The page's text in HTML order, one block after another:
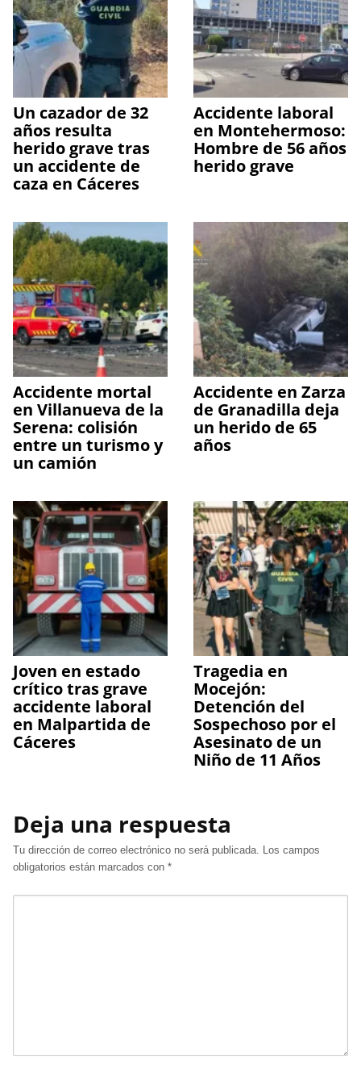
Un cazador de 32
años resulta
herido grave tras
un accidente de
caza en Cáceres
Accidente laboral
en Montehermoso:
Hombre de 56 años
herido grave
Accidente mortal
en Villanueva de la
Serena: colisión
entre un turismo y
un camión
Accidente en Zarza
de Granadilla deja
un herido de 65
años
Joven en estado
crítico tras grave
accidente laboral
en Malpartida de
Cáceres
Tragedia en
Mocejón:
Detención del
Sospechoso por el
Asesinato de un
Niño de 11 Años
Deja una respuesta
Tu dirección de correo electrónico no será publicada. Los campos
obligatorios están marcados con *